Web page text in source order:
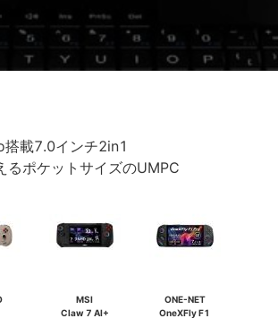
載7.0インチ2in1
ポケットサイズのUMPC
MSI
Claw 7 AI+
ONE-NET
OneXFly F1